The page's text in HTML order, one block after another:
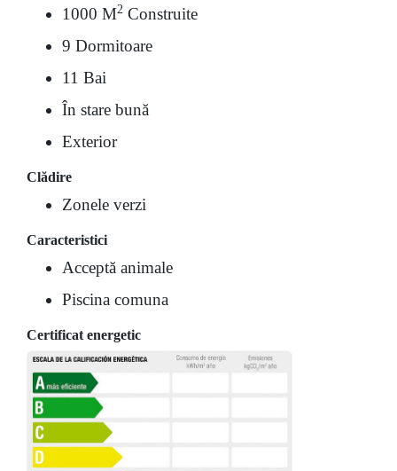
1000 M2 Construite
9 Dormitoare
11 Bai
În stare bună
Exterior
Clădire
Zonele verzi
Caracteristici
Acceptă animale
Piscina comuna
Certificat energetic